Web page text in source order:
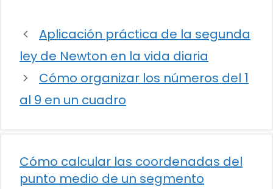
Aplicación práctica de la segunda
ley de Newton en la vida diaria
Cómo organizar los números del 1
al 9 en un cuadro
Cómo calcular las coordenadas del
punto medio de un segmento